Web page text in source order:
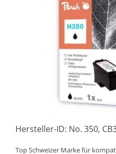
Hersteller-ID: No. 350,
Top Schweizer Marke für